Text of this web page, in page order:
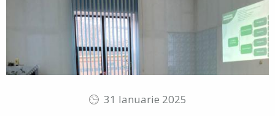
31 Ianuarie 2025